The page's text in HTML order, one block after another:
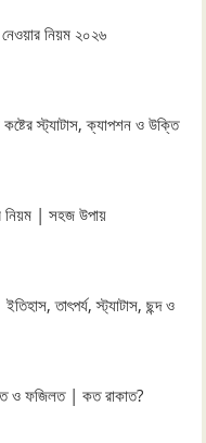
নিয়ম ২০২৬
স্ট্যাটাস, ক্যাপশন ও উক্তি
নিয়ম | সহজ উপায়
তাৎপর্য, স্ট্যাটাস, ছন্দ ও
ও ফজিলত | কত রাকাত?